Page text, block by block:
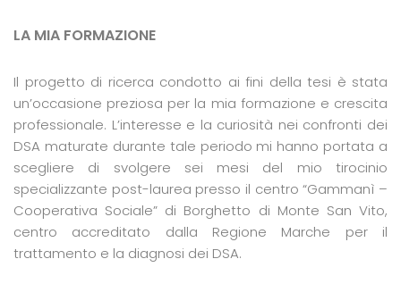
LA MIA FORMAZIONE
Il progetto di ricerca condotto ai fini della tesi è stata
un’occasione preziosa per la mia formazione e crescita
professionale. L’interesse e la curiosità nei confronti dei
DSA maturate durante tale periodo mi hanno portata a
scegliere di svolgere sei mesi del mio tirocinio
specializzante post-laurea presso il centro “Gammanì –
Cooperativa Sociale” di Borghetto di Monte San Vito,
centro accreditato dalla Regione Marche per il
trattamento e la diagnosi dei DSA.